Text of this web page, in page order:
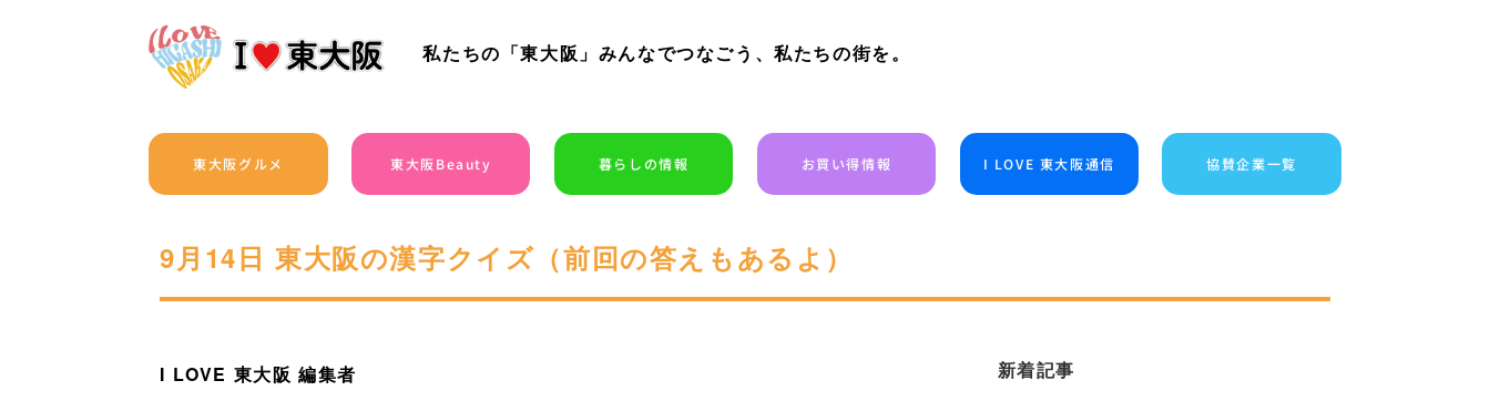
私たちの「東大阪」みんなでつなごう、私たちの街を。
東大阪グルメ 東大阪Beauty 暮らしの情報 お買い得情報 I LOVE 東大阪通信 協賛企業一覧
9月14日 東大阪の漢字クイズ（前回の答えもあるよ）
I LOVE 東大阪 編集者 新着記事